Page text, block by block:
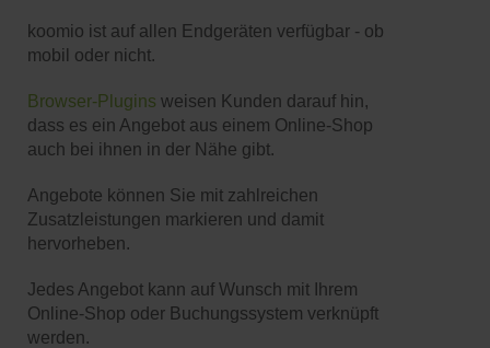
koomio ist auf allen Endgeräten verfügbar - ob
mobil oder nicht.
Browser-Plugins weisen Kunden darauf hin,
dass es ein Angebot aus einem Online-Shop
auch bei ihnen in der Nähe gibt.
Angebote können Sie mit zahlreichen
Zusatzleistungen markieren und damit
hervorheben.
Jedes Angebot kann auf Wunsch mit Ihrem
Online-Shop oder Buchungssystem verknüpft
werden.